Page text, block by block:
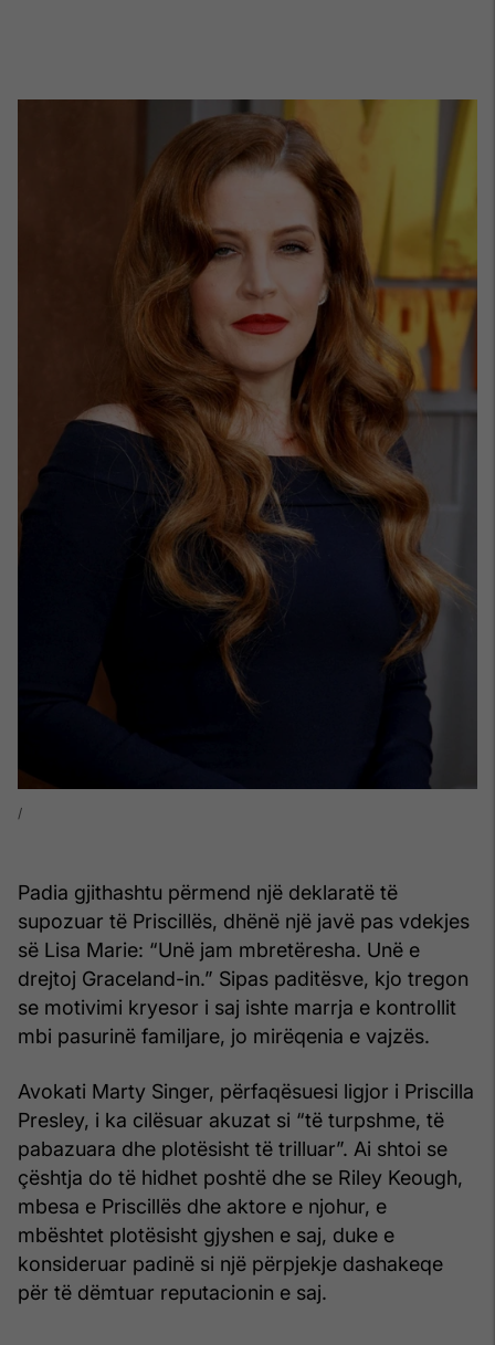
Padia gjithashtu përmend një deklaratë të
supozuar të Priscillës, dhënë një javë pas vdekjes
së Lisa Marie: “Unë jam mbretëresha. Unë e
drejtoj Graceland-in.” Sipas paditësve, kjo tregon
se motivimi kryesor i saj ishte marrja e kontrollit
mbi pasurinë familjare, jo mirëqenia e vajzës.
Avokati Marty Singer, përfaqësuesi ligjor i Priscilla
Presley, i ka cilësuar akuzat si “të turpshme, të
pabazuara dhe plotësisht të trilluar”. Ai shtoi se
çështja do të hidhet poshtë dhe se Riley Keough,
mbesa e Priscillës dhe aktore e njohur, e
mbështet plotësisht gjyshen e saj, duke e
konsideruar padinë si një përpjekje dashakeqe
për të dëmtuar reputacionin e saj.